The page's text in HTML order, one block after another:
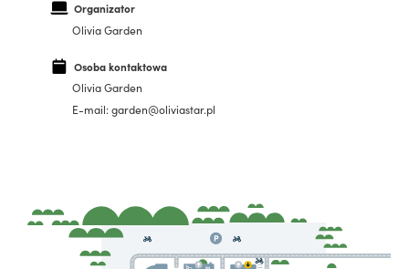
Organizator
Olivia Garden
Osoba kontaktowa
Olivia Garden
E-mail: garden@oliviastar.pl